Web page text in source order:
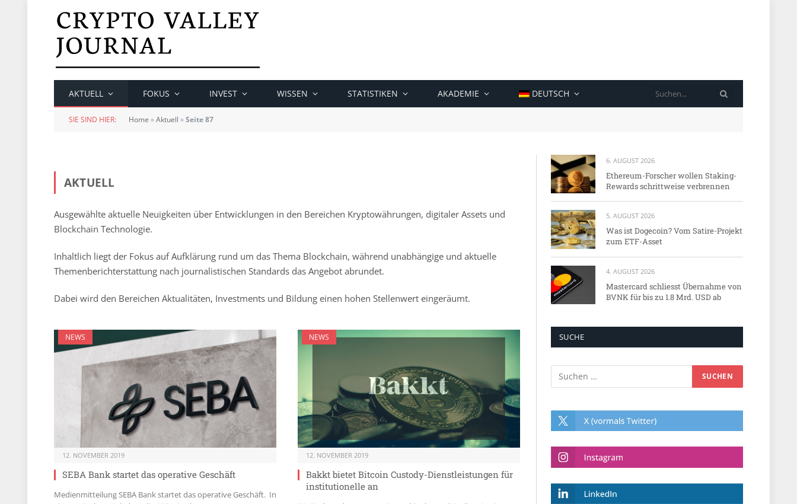
AKTUELL FOKUS INVEST WISSEN STATISTIKEN AKADEMIE DEUTSCH
SIE SIND HIER: Home »Aktuell »Seite 87
AKTUELL
Ausgewählte aktuelle Neuigkeiten über Entwicklungen in den Bereichen Kryptowährungen, digitaler Assets und
Blockchain Technologie.
Inhaltlich liegt der Fokus auf Aufklärung rund um das Thema Blockchain, während unabhängige und aktuelle
Themenberichterstattung nach journalistischen Standards das Angebot abrundet.
Dabei wird den Bereichen Aktualitäten, Investments und Bildung einen hohen Stellenwert eingeräumt.
NEWS
12. NOVEMBER 2019
SEBA Bank startet das operative Geschäft
Medienmitteilung SEBA Bank startet das operative Geschäft. In
NEWS
12. NOVEMBER 2019
Bakkt bietet Bitcoin Custody-Dienstleistungen für
institutionelle an
6. AUGUST 2026
Ethereum-Forscher wollen Staking-
Rewards schrittweise verbrennen
5. AUGUST 2026
Was ist Dogecoin? Vom Satire-Projekt
zum ETF-Asset
4. AUGUST 2026
Mastercard schliesst Übernahme von
BVNK für bis zu 1.8 Mrd. USD ab
SUCHE